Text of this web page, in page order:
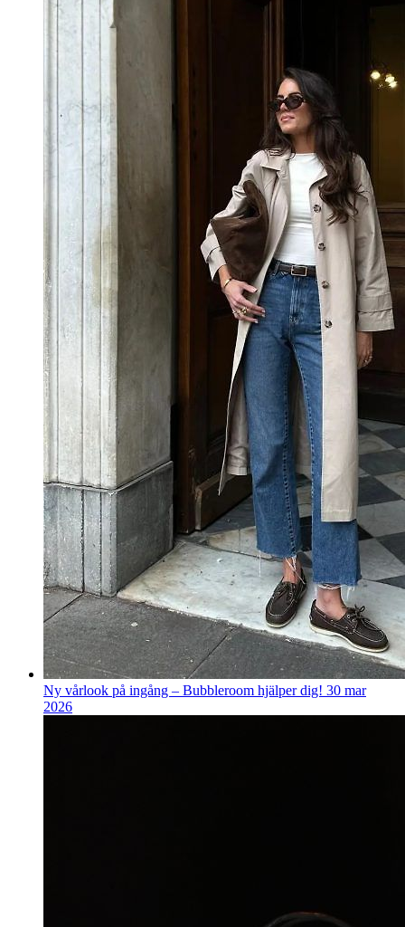
Ny vårlook på ingång – Bubbleroom hjälper dig! 30 mar
2026